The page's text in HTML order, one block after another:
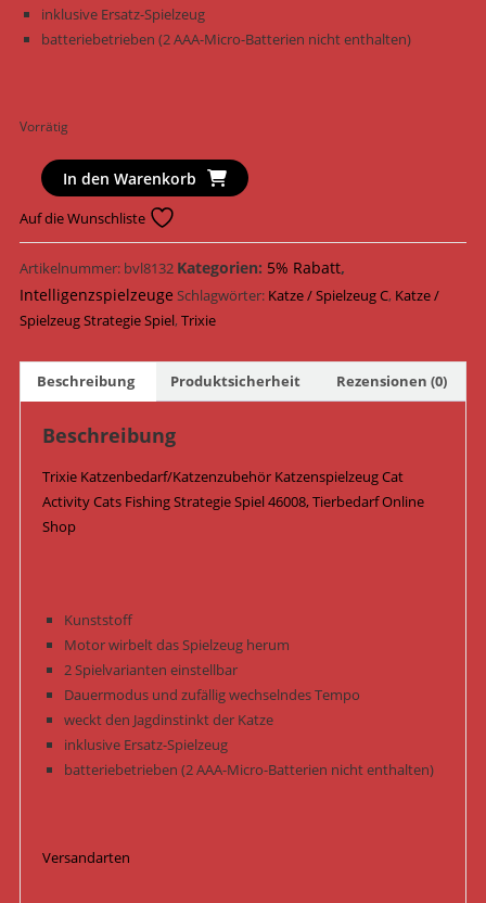
inklusive Ersatz-Spielzeug
batteriebetrieben (2 AAA-Micro-Batterien nicht enthalten)
Vorrätig
Trixie
Katzenspielzeug
Cat
Activity
Cats
Fishing
Strategie
46008
In den Warenkorb
Auf die Wunschliste
Artikelnummer: bvl8132 Kategorien: 5% Rabatt,
Intelligenzspielzeuge Schlagwörter: Katze / Spielzeug C, Katze /
Spielzeug Strategie Spiel,Trixie
Beschreibung Produktsicherheit Rezensionen (0)
Beschreibung
Trixie Katzenbedarf/Katzenzubehör Katzenspielzeug Cat
Activity Cats Fishing Strategie Spiel 46008, Tierbedarf Online
Shop
Kunststoff
Motor wirbelt das Spielzeug herum
2 Spielvarianten einstellbar
Dauermodus und zufällig wechselndes Tempo
weckt den Jagdinstinkt der Katze
inklusive Ersatz-Spielzeug
batteriebetrieben (2 AAA-Micro-Batterien nicht enthalten)
Versandarten